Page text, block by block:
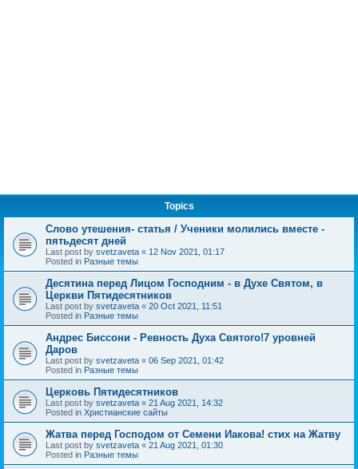
Topics
Слово утешения- статья / Ученики молились вместе -
пятьдесят дней
Last post by svetzaveta « 12 Nov 2021, 01:17
Posted in Разные темы
Десятина перед Лицом Господним - в Духе Святом, в
Церкви Пятидесятников
Last post by svetzaveta « 20 Oct 2021, 11:51
Posted in Разные темы
Андрес Биссони - Ревность Духа Святого!7 уровней
Даров
Last post by svetzaveta « 06 Sep 2021, 01:42
Posted in Разные темы
Церковь Пятидесятников
Last post by svetzaveta « 21 Aug 2021, 14:32
Posted in Христианские сайты
Жатва перед Господом от Семени Иакова! стих на Жатву
Last post by svetzaveta « 21 Aug 2021, 01:30
Posted in Разные темы